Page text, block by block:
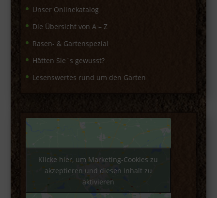
Unser Onlinekatalog
Die Übersicht von A – Z
Rasen- & Gartenspezial
Hätten Sie´s gewusst?
Lesenswertes rund um den Garten
Klicke hier, um Marketing-Cookies zu
akzeptieren und diesen Inhalt zu
aktivieren